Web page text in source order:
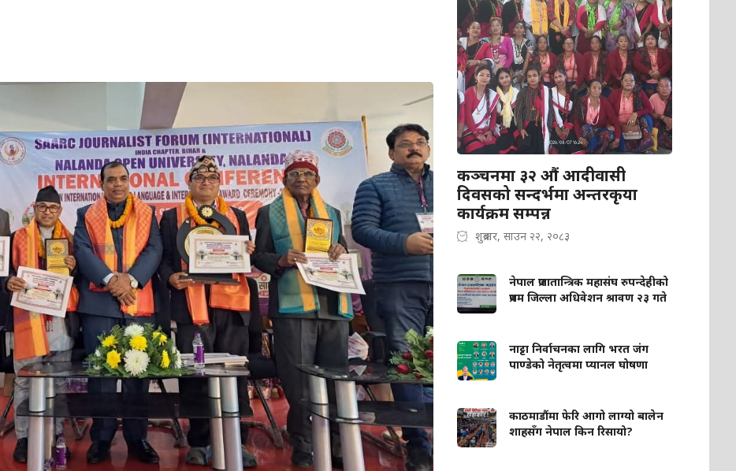
कञ्चनमा ३२ औं आदीवासी
दिवसको सन्दर्भमा अन्तरकृया
कार्यक्रम सम्पन्न
शुक्रबार, साउन २२, २०८३
नेपाल प्रजातान्त्रिक महासंघ रुपन्देहीको
प्रथम जिल्ला अधिवेशन श्रावण २३ गते
नाट्टा निर्वाचनका लागि भरत जंग
पाण्डेको नेतृत्वमा प्यानल घोषणा
काठमाडौंमा फेरि आगो लाग्यो बालेन
शाहसँग नेपाल किन रिसायो?